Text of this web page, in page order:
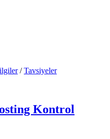
/Tavsiyeler
Kontrol